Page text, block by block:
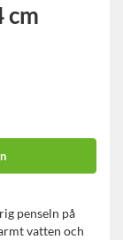
cm
penseln på
vatten och